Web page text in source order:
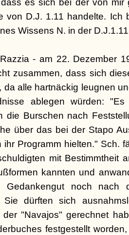
es sich bei der von mir
von D.J. 1.11 handelte. Ich
Wissens N. in der
- am 22. Dezember
zusammen, dass sich
da alle hartnäckig leugnen
ablegen würden:
die Burschen nach
über das bei der Stapo
Programm hielten." Sch.
mit Bestimmtheit
kannten und
Gedankengut noch nach
Sie dürften sich
der "Navajos" gerechnet
festgestellt